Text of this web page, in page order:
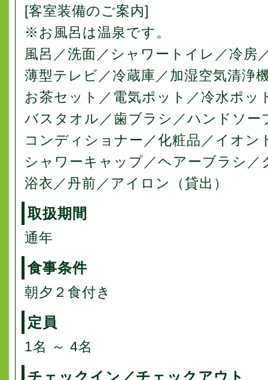
[客室装備のご案内]
※お風呂は温泉です。
風呂／洗面／シャワートイレ／冷房
薄型テレビ／冷蔵庫／加湿空気清浄
お茶セット／電気ポット／冷水ポッ
バスタオル／歯ブラシ／ハンドソー
コンディショナー／化粧品／イオン
シャワーキャップ／ヘアーブラシ／
浴衣／丹前／アイロン（貸出）
取扱期間
通年
食事条件
朝夕２食付き
定員
1名 ～ 4名
チェックイン／チェックアウト